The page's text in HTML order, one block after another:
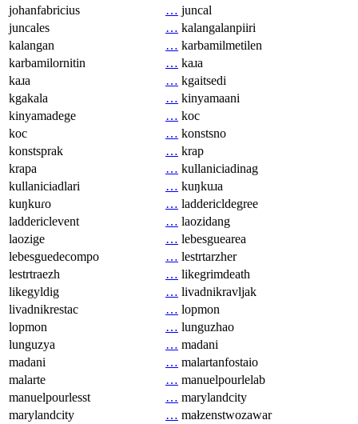
johanfabricius
… juncal
juncales
… kalangalanpiiri
kalangan
… karbamilmetilen
karbamilornitin
… kaɹa
kaɹa
… kgaitsedi
kgakala
… kinyamaani
kinyamadege
… koc
koc
… konstsno
konstsprak
… krap
krapa
… kullaniciadinag
kullaniciadlari
… kuŋkuɹa
kuŋkuɾo
… laddericldegree
laddericlevent
… laozidang
laozige
… lebesguearea
lebesguedecompo
… lestrtarzher
lestrtraezh
… likegrimdeath
likegyldig
… livadnikravljak
livadnikrestac
… lopmon
lopmon
… lunguzhao
lunguzya
… madani
madani
… malartanfostaio
malarte
… manuelpourlelab
manuelpourlesst
… marylandcity
marylandcity
… małzenstwozawar